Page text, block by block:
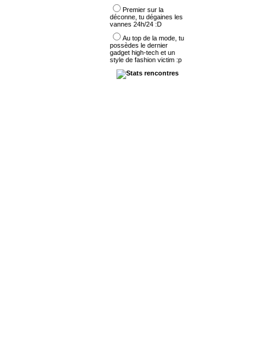
Premier sur la
déconne, tu dégaines les
vannes 24h/24 :D
Au top de la mode, tu
possèdes le dernier
gadget high-tech et un
style de fashion victim :p